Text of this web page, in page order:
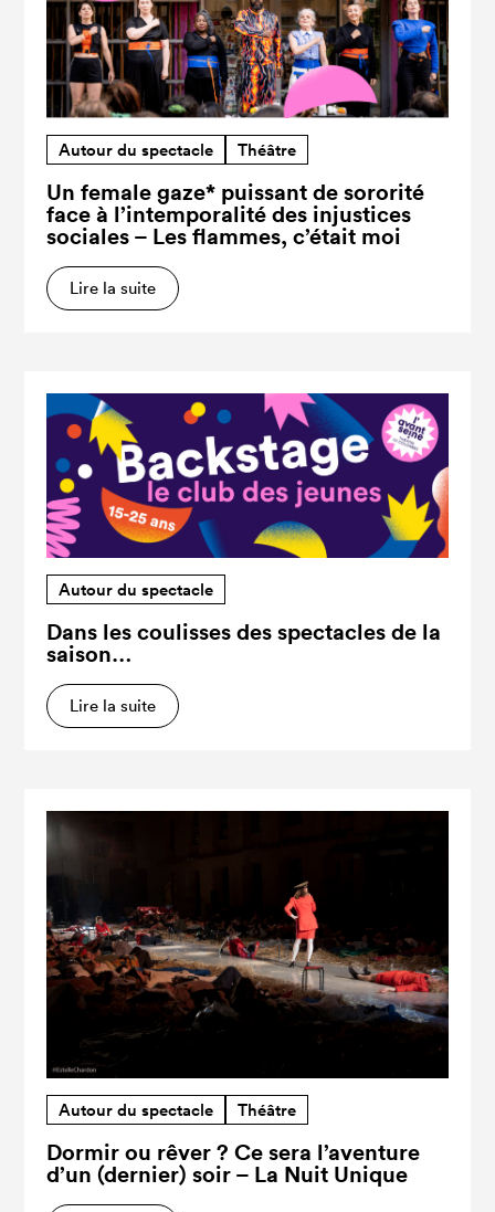
Autour du spectacle Théâtre
Un female gaze* puissant de sororité
face à l’intemporalité des injustices
sociales – Les flammes, c’était moi
Lire la suite
Autour du spectacle
Dans les coulisses des spectacles de la
saison…
Lire la suite
Autour du spectacle Théâtre
Dormir ou rêver ? Ce sera l’aventure
d’un (dernier) soir – La Nuit Unique